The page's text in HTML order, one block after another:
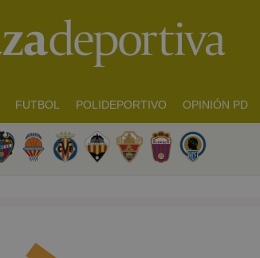
FUTBOL POLIDEPORTIVO OPINIÓN PD